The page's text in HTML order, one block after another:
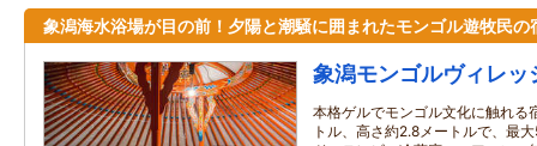
象潟海水浴場が目の前！夕陽と潮騒に囲まれたモンゴル遊牧民の
象潟モンゴルヴィレッ
本格ゲルでモンゴル文化に触れる
トル、高さ約2.8メートルで、最